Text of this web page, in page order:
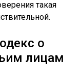
такая
о
лицам